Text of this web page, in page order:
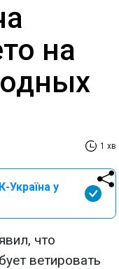
на
1 хв
Україна у
что
ветировать